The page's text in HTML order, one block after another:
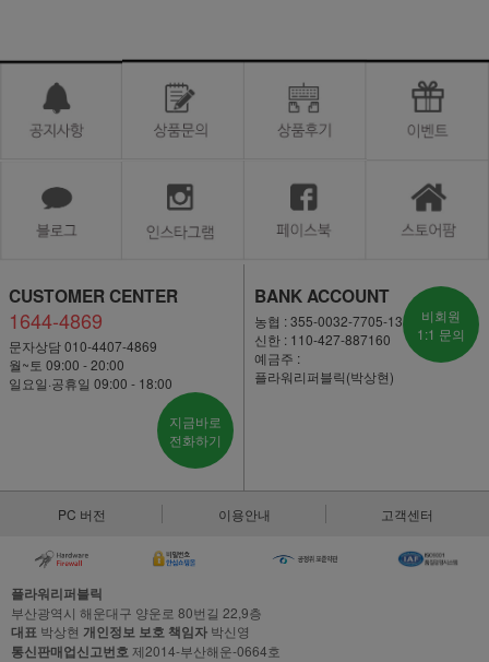
CUSTOMER CENTER
1644-4869
문자상담 010-4407-4869
월~토 09:00 - 20:00
일요일·공휴일 09:00 - 18:00
지금바로
전화하기
BANK ACCOUNT
농협 : 355-0032-7705-13
신한 : 110-427-887160
예금주 :
플라워리퍼블릭(박상현)
비회원
1:1 문의
PC 버전 이용안내 고객센터
플라워리퍼블릭
부산광역시 해운대구 양운로 80번길 22,9층
대표 박상현 개인정보 보호 책임자 박신영
통신판매업신고번호제2014-부산해운-0664호